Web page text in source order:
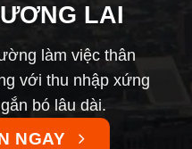
LAI
làm việc thân
với thu nhập xứng
bó lâu dài.
NGAY